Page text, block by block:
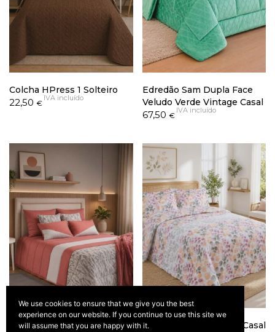
Colcha HPress 1 Solteiro
22,50 €
IVA incluído
Edredão Sam Dupla Face
Veludo Verde Vintage Casal
67,50 €
IVA incluído
Edredão Lírio Coral/Telha
Colcha Gabriela Malva Casal
We use cookies to ensure that we give you the best
experience on our website. If you continue to use this site we
will assume that you are happy with it.